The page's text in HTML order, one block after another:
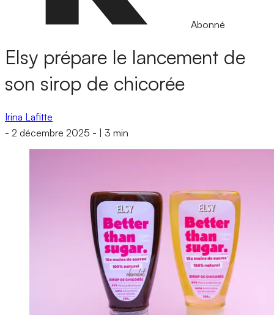
Abonné
Elsy prépare le lancement de
son sirop de chicorée
Irina Lafitte
- 2 décembre 2025 - 3 min